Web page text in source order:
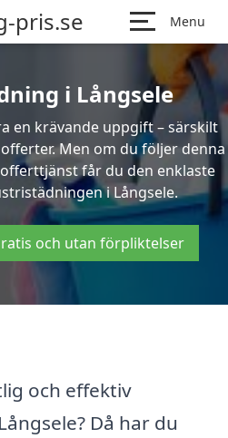
pris.se Menu
i Långsele
en krävande uppgift – särskilt
Men om du följer denna
får du den enklaste
i Långsele.
och utan förpliktelser
och effektiv
Då har du